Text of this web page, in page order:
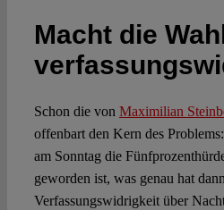
Open
Macht die
Schon die von Maximilian
offenbart den Kern des
am Sonntag die
geworden ist, was genau hat
Verfassungswidrigkeit über